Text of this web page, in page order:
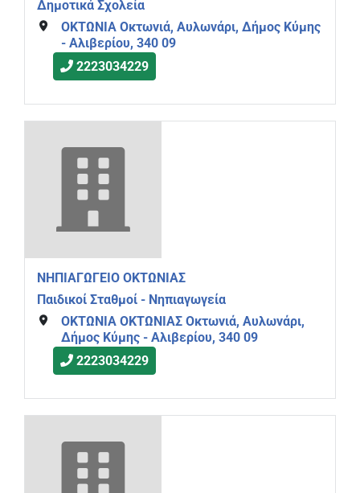
Δημοτικά Σχολεία
ΟΚΤΩΝΙΑ Οκτωνιά, Αυλωνάρι, Δήμος Κύμης
- Αλιβερίου, 340 09
2223034229
ΝΗΠΙΑΓΩΓΕΙΟ ΟΚΤΩΝΙΑΣ
Παιδικοί Σταθμοί - Νηπιαγωγεία
ΟΚΤΩΝΙΑ ΟΚΤΩΝΙΑΣ Οκτωνιά, Αυλωνάρι,
Δήμος Κύμης - Αλιβερίου, 340 09
2223034229